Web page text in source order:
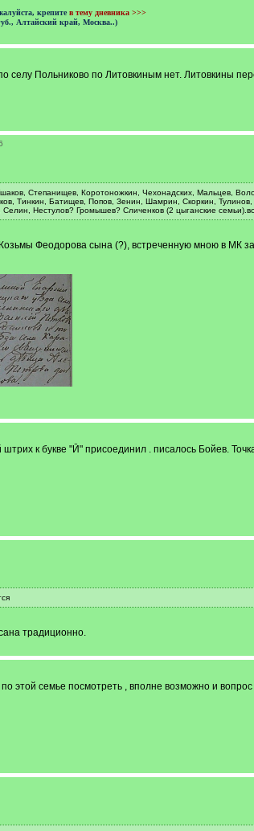
крепите в тему дневника >>>
Алтайский край, Москва..)
селу Польниково по Литовкиным нет. Литовкины
Степанищев, Коротоножкин, Чехонадских, Мальцев,
Тинкин, Батищев, Попов, Зенин, Шамрин, Скоркин,
Нестулов? Громышев? Сличенков (2 цыганские
Феодорова сына (?), встреченную мною в МК за
к букве "Й" присоединил . писалось Бойев.
традиционно.
этой семье посмотреть , вполне возможно и